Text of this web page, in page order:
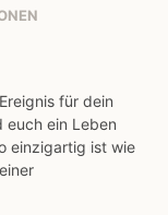
für dein
euch ein Leben
einzigartig ist wie